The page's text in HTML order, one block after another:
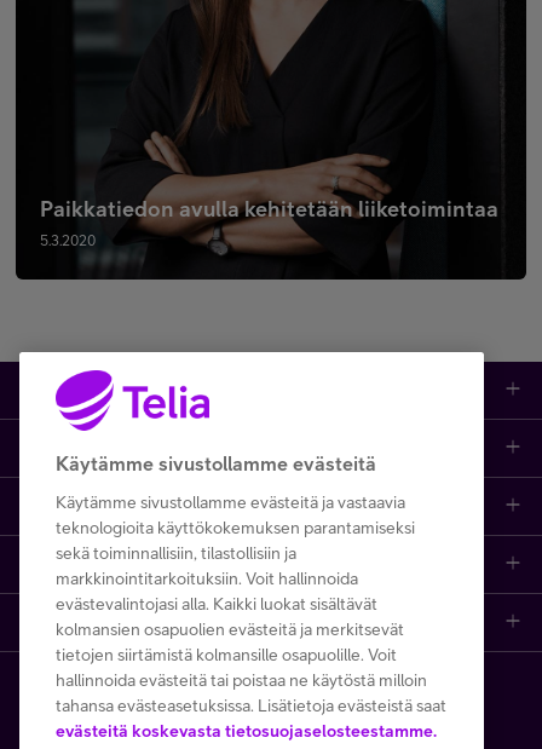
Paikkatiedon avulla kehitetään liiketoimintaa
5.3.2020
Tuotteet
IT-palvelut
Yrittäjän palvelut
Julkishallinnolle
Wholesale
Etusivu
Paikalliset yritysmyyjät
Viat ja häiriöt
Opi ja inspiroidu
Kaikki sisällöt
Artikkelit
Referenssit
Asiakasvinkit
Telia
Telia
Telia Cygate
Telia Finland
Telia yrityksenä
Vastuullisuus
Copyright Telia Company 2026
Käytämme sivustollamme evästeitä
Käytämme sivustollamme evästeitä ja vastaavia
teknologioita käyttökokemuksen parantamiseksi
sekä toiminnallisiin, tilastollisiin ja
markkinointitarkoituksiin. Voit hallinnoida
evästevalintojasi alla. Kaikki luokat sisältävät
kolmansien osapuolien evästeitä ja merkitsevät
tietojen siirtämistä kolmansille osapuolille. Voit
hallinnoida evästeitä tai poistaa ne käytöstä milloin
tahansa evästeasetuksissa. Lisätietoja evästeistä saat
evästeitä koskevasta tietosuojaselosteestamme.